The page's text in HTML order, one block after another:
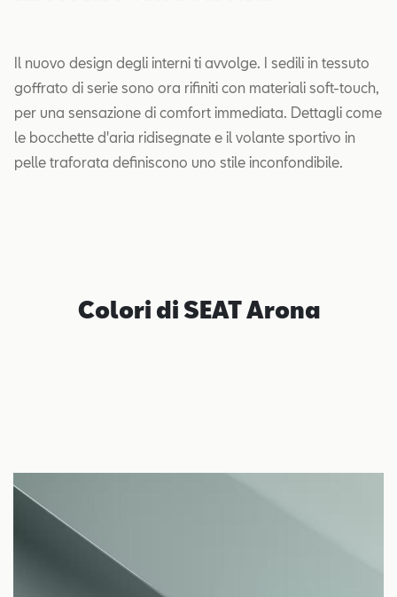
Il nuovo design degli interni ti avvolge. I sedili in tessuto
goffrato di serie sono ora rifiniti con materiali soft-touch,
per una sensazione di comfort immediata. Dettagli come
le bocchette d'aria ridisegnate e il volante sportivo in
pelle traforata definiscono uno stile inconfondibile.
Colori di SEAT Arona